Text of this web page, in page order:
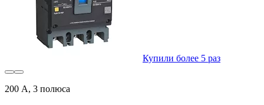
Купили более 5 раз
200 А, 3 полюса